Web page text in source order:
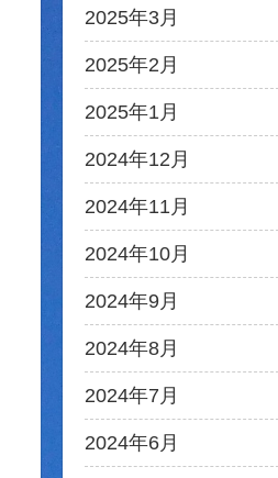
2025年3月
2025年2月
2025年1月
2024年12月
2024年11月
2024年10月
2024年9月
2024年8月
2024年7月
2024年6月